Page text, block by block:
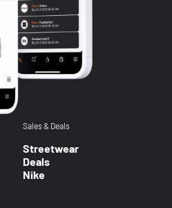
Sales & Deals
Streetwear
Deals
Nike